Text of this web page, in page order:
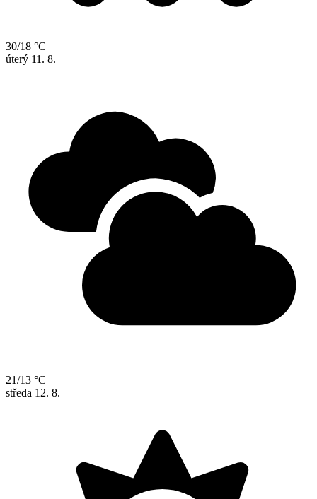
30/18 °C
úterý 11. 8.
21/13 °C
středa 12. 8.